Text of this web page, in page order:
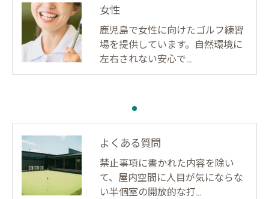
女性
鹿児島で女性に向けたゴルフ練習
場を提供しています。自然環境に
左右されない安心で…
よくある質問
禁止事項に書かれた内容を除い
て、屋内空間に人目が気にならな
い半個室の開放的な打…